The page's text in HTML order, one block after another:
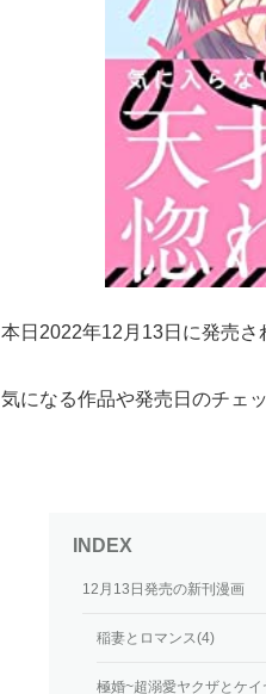
本日2022年12月13日に発売さ
気になる作品や発売日のチェ
12月13日発売の新刊漫画
稲妻とロマンス(4)
極婚~超溺愛ヤクザとケ